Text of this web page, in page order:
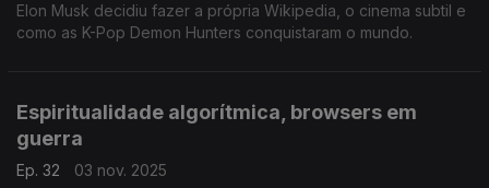
Elon Musk decidiu fazer a própria Wikipedia, o cinema subtil e
como as K-Pop Demon Hunters conquistaram o mundo.
Espiritualidade algorítmica, browsers em
guerra
Ep. 32
03 nov. 2025